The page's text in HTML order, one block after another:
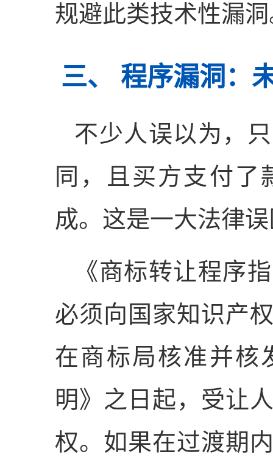
规避此类技术性漏
三、 程序漏洞：
不少人误以为，
同，且买方支付了
成。这是一大法律
《商标转让程序
必须向国家知识产
在商标局核准并核
明》之日起，受让
权。如果在过渡期